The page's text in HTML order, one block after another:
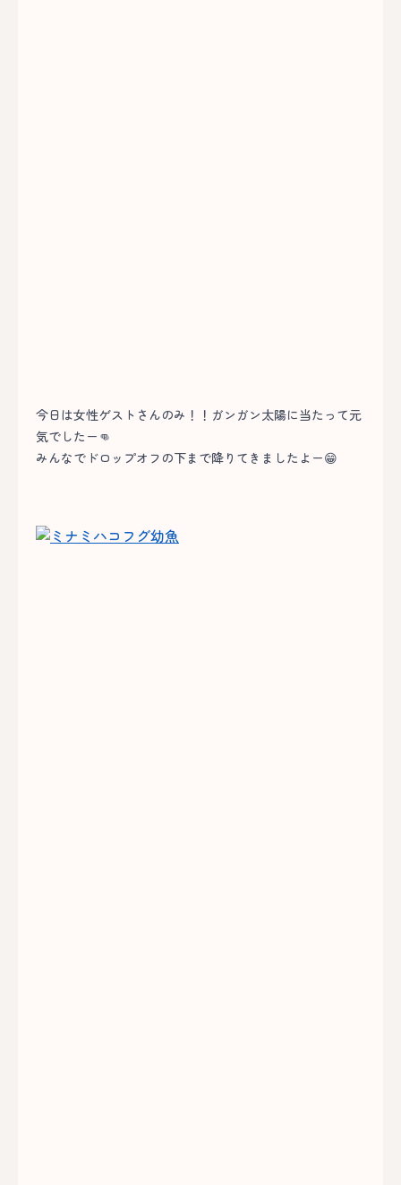
今日は女性ゲストさんのみ！！ガンガン太陽に当たって元
気でしたー👊
みんなでドロップオフの下まで降りてきましたよー😁